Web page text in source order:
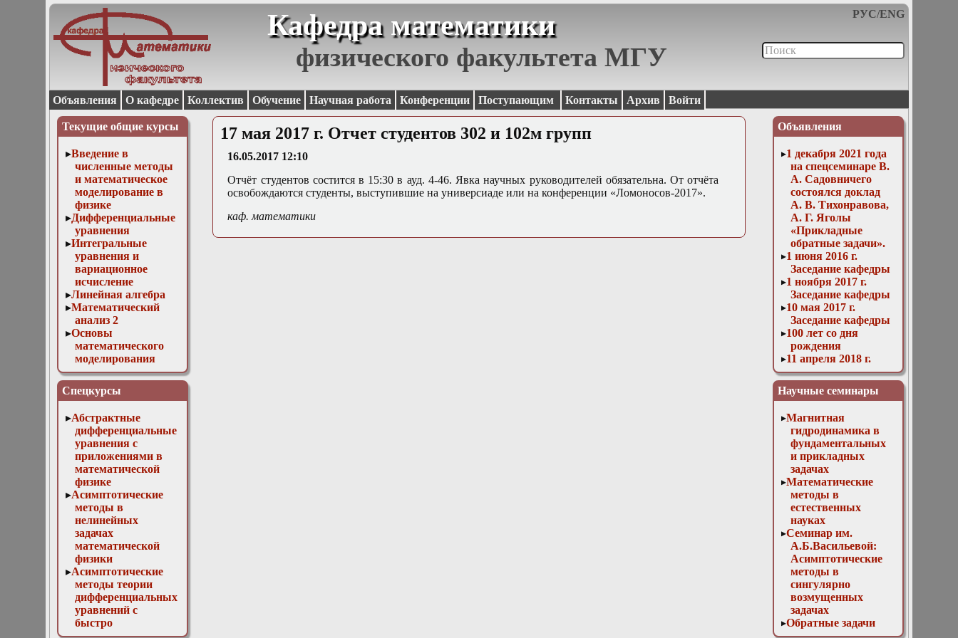
РУС/ENG
Кафедра математики
физического факультета МГУ
Объявления О кафедре Коллектив Обучение Научная работа Конференции Поступающим Контакты Архив Войти
Текущие общие курсы
Введение в
численные методы
и математическое
моделирование в
физике
Дифференциальные
уравнения
Интегральные
уравнения и
вариационное
исчисление
Линейная алгебра
Математический
анализ 2
Основы
математического
моделирования
Численные методы
в физике
Спецкурсы
Абстрактные
дифференциальные
уравнения с
приложениями в
математической
физике
Асимптотические
методы в
нелинейных
задачах
математической
физики
Асимптотические
методы теории
дифференциальных
уравнений с
быстро
осциллирующими
Объявления
1 декабря 2021 года
на спецсеминаре В.
А. Садовничего
состоялся доклад
А. В. Тихонравова,
А. Г. Яголы
«Прикладные
обратные задачи».
1 июня 2016 г.
Заседание кафедры
1 ноября 2017 г.
Заседание кафедры
10 мая 2017 г.
Заседание кафедры
100 лет со дня
рождения
11 апреля 2018 г.
Заседание кафедры
11 мая 2016 г.
Заседание кафедры
Заседание кафедры
12 апреля 2017 г.
Заседание кафедры
13 декабря 2017 г.
Отчет магистров
13 декабря 2023г.
Доклад Д. В.
Лукьяненко
«Особенности
построения
численных схем
для решения
трёхмерных
линейных
некорректно
поставленных
обратных задач с
Научные семинары
Магнитная
гидродинамика в
фундаментальных
и прикладных
задачах
Математические
методы в
естественных
науках
Семинар им.
А.Б.Васильевой:
Асимптотические
методы в
сингулярно
возмущенных
задачах
Обратные задачи
математической
17 мая 2017 г. Отчет студентов 302 и 102м групп
16.05.2017 12:10
Отчёт студентов состится в 15:30 в ауд. 4-46. Явка научных руководителей обязательна.От отчёта
освобождаются студенты, выступившие на универсиаде илина конференции «Ломоносов-2017».
каф. математики